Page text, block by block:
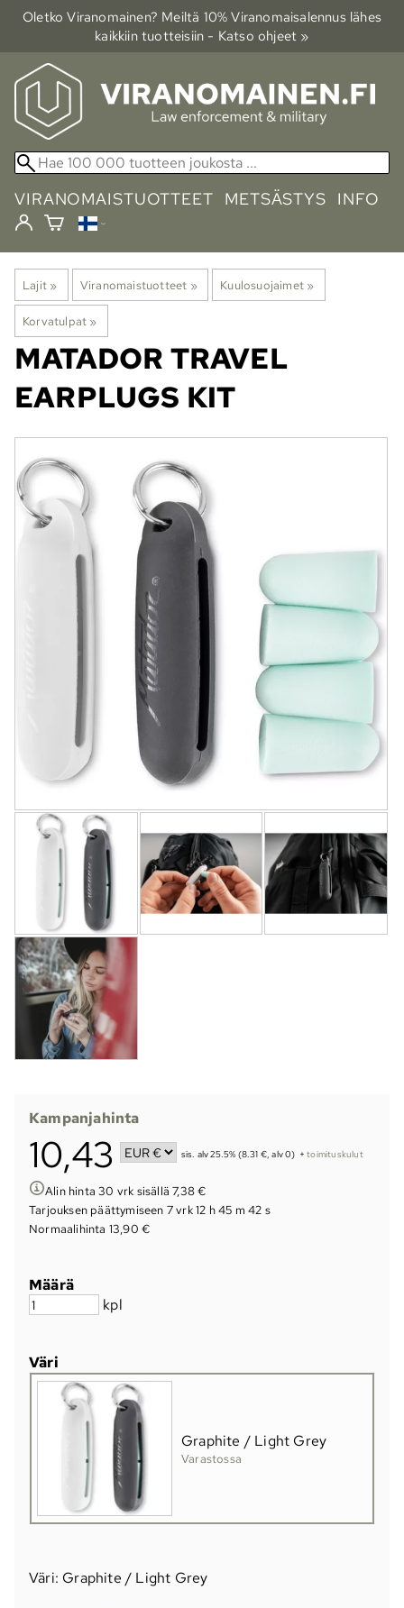
Oletko Viranomainen? Meiltä 10% Viranomais­alennus lähes
kaikkiin tuotteisiin - Katso ohjeet »
VIRANOMAISTUOTTEET METSÄSTYS INFO
Lajit ‪» Viranomaistuotteet ‪» Kuulosuojaimet ‪»
Korvatulpat ‪»
MATADOR TRAVEL
EARPLUGS KIT
Kampanjahinta
10,43 sis. alv 25.5% (8.31 €, alv 0) +toimituskulut
Alin hinta 30 vrk sisällä 7,38 €
Tarjouksen päättymiseen 7 vrk 12 h 45 m 42 s
Normaalihinta 13,90 €
Määrä
kpl
Väri
Graphite / Light Grey
Varastossa
Väri: Graphite / Light Grey